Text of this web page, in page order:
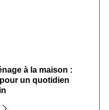
à la maison :
un quotidien